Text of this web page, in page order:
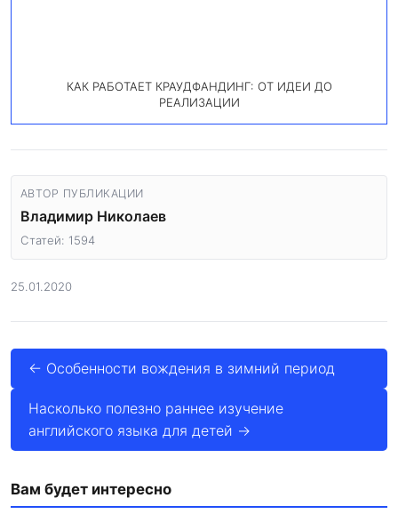
КАК РАБОТАЕТ КРАУДФАНДИНГ: ОТ ИДЕИ ДО
РЕАЛИЗАЦИИ
АВТОР ПУБЛИКАЦИИ
Владимир Николаев
Статей: 1594
25.01.2020
← Особенности вождения в зимний период
Насколько полезно раннее изучение
английского языка для детей →
Вам будет интересно